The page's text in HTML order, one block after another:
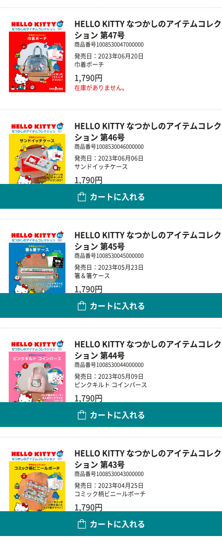
HELLO KITTY なつかしのアイテムコレク
ション 第47号
商品番号1008530047000000
発売日：2023年06月20日
巾着ポーチ
1,790円
在庫がありません。
HELLO KITTY なつかしのアイテムコレク
ション 第46号
商品番号1008530046000000
発売日：2023年06月06日
サンドイッチケース
1,790円
カートに入れる
HELLO KITTY なつかしのアイテムコレク
ション 第45号
商品番号1008530045000000
発売日：2023年05月23日
箸＆箸ケース
1,790円
カートに入れる
HELLO KITTY なつかしのアイテムコレク
ション 第44号
商品番号1008530044000000
発売日：2023年05月09日
ピンクキルト コインパース
1,790円
カートに入れる
HELLO KITTY なつかしのアイテムコレク
ション 第43号
商品番号1008530043000000
発売日：2023年04月25日
コミック柄ビニールポーチ
1,790円
カートに入れる